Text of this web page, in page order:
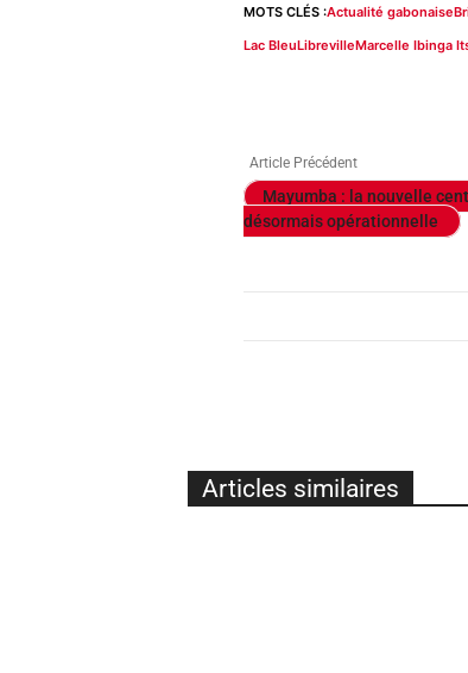
MOTS CLÉS :Actualité gabonaise
Lac BleuLibrevilleMarcelle Ibinga
Article Précédent
Mayumba : la nouvelle
désormais opérationnelle
Articles similaires